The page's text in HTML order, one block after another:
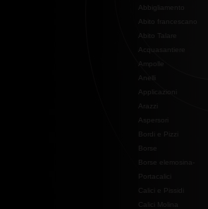
Abbigliamento
Abito francescano
Abito Talare
Acquasantiere
Ampolle
Anelli
Applicazioni
Arazzi
Aspersori
Bordi e Pizzi
Borse
Borse elemosina-
Portacalici
Calici e Pissidi
Calici Molina